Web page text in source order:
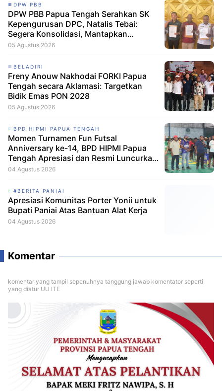
DPW PBB
DPW PBB Papua Tengah Serahkan SK
Kepengurusan DPC, Natalis Tebai:
Segera Konsolidasi, Mantapkan
Langkah Verifikasi, untuk 'Maju' 2029
05 Agustus 2026
BELADIRI
Freny Anouw Nakhodai FORKI Papua
Tengah secara Aklamasi: Targetkan
Bidik Emas PON 2028
05 Agustus 2026
BPD HIPMI PAPUA TENGAH
Momen Turnamen Fun Futsal
Anniversary ke-14, BPD HIPMI Papua
Tengah Apresiasi dan Resmi Luncurkan
Skuad Baru Makamagu Papua FC
04 Agustus 2026
#BERITA PANIAI
Apresiasi Komunitas Porter Yonii untuk
Bupati Paniai Atas Bantuan Alat Kerja
04 Agustus 2026
Komentar
komentar yang tampil sepenuhnya tanggung jawab komentator seperti
yang diatur UU ITE